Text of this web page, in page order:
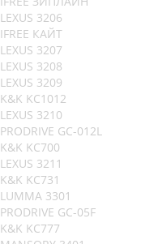
LEXUS 3206
IFREE КАЙТ
LEXUS 3207
LEXUS 3208
LEXUS 3209
K&K KC1012
LEXUS 3210
PRODRIVE GC-012L
K&K KC700
LEXUS 3211
K&K KC731
LUMMA 3301
PRODRIVE GC-05F
K&K KC777